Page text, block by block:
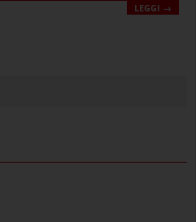
LEGGI →